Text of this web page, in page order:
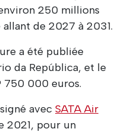
250 millions
de 2027 à 2031.
a été publiée
da República, et le
750 000 euros.
avec SATA Air
2021, pour un